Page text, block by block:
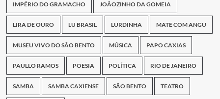
IMPÉRIO DO GRAMACHO JOÃOZINHO DA GOMEIA
LIRA DE OURO LU BRASIL LURDINHA MATE COM ANGU
MUSEU VIVO DO SÃO BENTO MÚSICA PAPO CAXIAS
PAULLO RAMOS POESIA POLÍTICA RIO DE JANEIRO
SAMBA SAMBA CAXIENSE SÃO BENTO TEATRO